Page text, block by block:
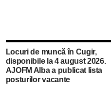
Locuri de muncă în Cugir,
disponibile la 4 august 2026.
AJOFM Alba a publicat lista
posturilor vacante